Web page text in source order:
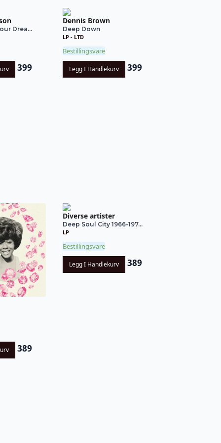
Drea...
399
Dennis Brown
Deep Down
LP - LTD
Bestillingsvare
Legg I Handlekurv 399
389
Diverse artister
Deep Soul City 1966-197...
LP
Bestillingsvare
Legg I Handlekurv 389